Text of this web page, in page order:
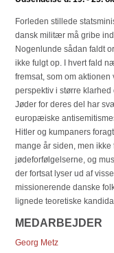
Forleden stillede
dansk militær må gribe
Nogenlunde sådan faldt
ikke fulgt op. I hvert fald
fremsat, som om
perspektiv i større klarhed
Jøder for deres del har
europæiske
Hitler og kumpaners
mange år siden, men
jødeforfølgelserne, og
der fortsat lyser ud af
missionerende danske
lignede teoretiske
MEDARBEJDER
Georg Metz